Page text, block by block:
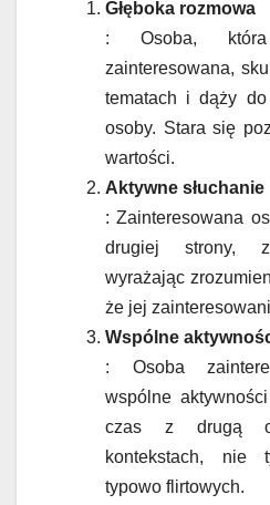
Głęboka rozmowa
: Osoba,
zainteresowana,
tematach i dąży
osoby. Stara się
wartości.
Aktywne słuchanie
: Zainteresowana
drugiej strony,
wyrażając
że jej
Wspólne
: Osoba
wspólne
czas z drugą
kontekstach, nie
typowo flirtowych.